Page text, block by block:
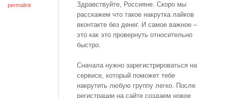
permalink
Здравствуйте, Россияне. Скоро мы
расскажем что такое накрутка лайков
вконтакте без денег. И самое важное –
это как это провернуть относительно
быстро.
Сначала нужно зарегистрироваться на
сервисе, который поможет тебе
накрутить любую группу легко. После
регистрации на сайте создаем новое